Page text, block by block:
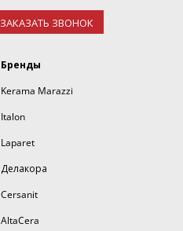
ЗАКАЗАТЬ ЗВОНОК
Бренды
Kerama Marazzi
Italon
Laparet
Делакора
Cersanit
AltaCera